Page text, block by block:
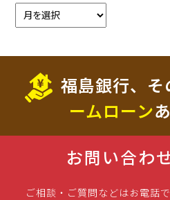
福島銀行、そ
ームローン
お問い合わ
ご相談・ご質問などはお電話